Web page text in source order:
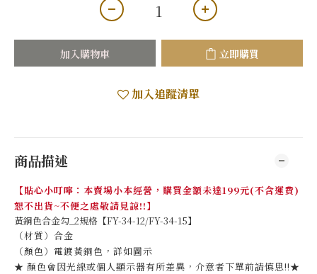
加入購物車 立即購買
加入追蹤清單
商品描述
【貼心小叮嚀：本賣場小本經營，購買金額未達199元(不含運費)
恕不出貨~不便之處敬請見諒!!】
黃銅色合金勾_2規格【FY-34-12/FY-34-15】
（材質）合金
（顏色）電鍍黃銅色，詳如圖示
★ 顏色會因光線或個人顯示器有所差異，介意者下單前請慎思!!★